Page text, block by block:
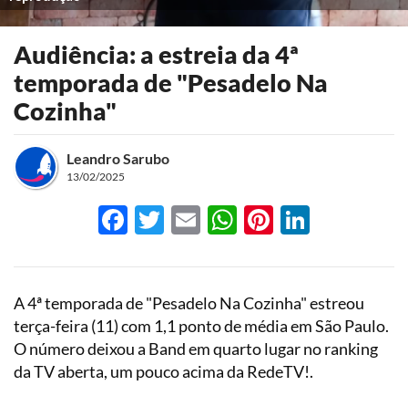
Audiência: a estreia da 4ª
temporada de "Pesadelo Na
Cozinha"
Leandro Sarubo
13/02/2025
Facebook
Twitter
EmailWhatsApp
Pinterest
A 4ª temporada de "Pesadelo Na Cozinha" estreou
terça-feira (11) com 1,1 ponto de média em São Paulo.
O número deixou a Band em quarto lugar no ranking
da TV aberta, um pouco acima da RedeTV!.